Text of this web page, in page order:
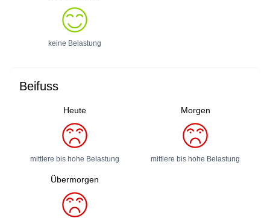
keine Belastung
Beifuss
Heute
mittlere bis hohe Belastung
Morgen
mittlere bis hohe Belastung
Übermorgen